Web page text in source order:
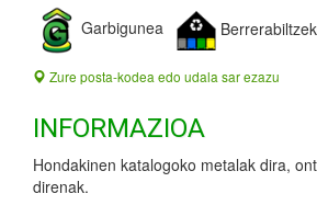
Garbigunea
Zure posta-kodea edo udala sar ezazu
INFORMAZIOA
Hondakinen katalogoko metalak dira,
direnak.